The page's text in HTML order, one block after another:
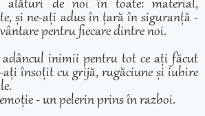
alături de noi în toate: material,
și ne-ați adus în țară în siguranță -
pentru fiecare dintre noi.
inimii pentru tot ce ați făcut
ați însoțit cu grijă, rugăciune și iubire
- un pelerin prins în razboi.